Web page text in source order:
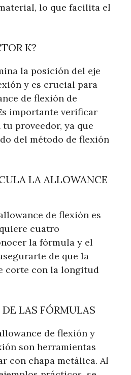
lo que facilita el
K?
la posición del eje
y es crucial para
de flexión de
importante verificar
proveedor, ya que
del método de flexión
LA ALLOWANCE
de flexión es
cuatro
la fórmula y el
de que la
corte con la longitud
LAS FÓRMULAS
de flexión y
son herramientas
con chapa metálica. Al